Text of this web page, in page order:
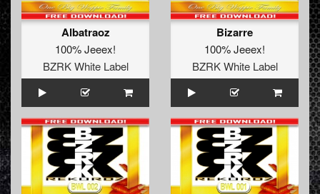
Albatraoz
100% Jeeex!
BZRK White Label
Bizarre
100% Jeeex!
BZRK White Label